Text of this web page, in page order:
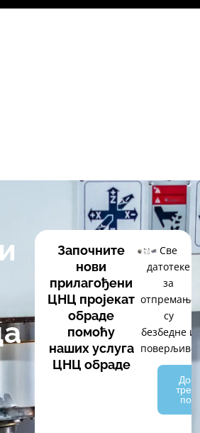
Започните
нови
прилагођени
ЦНЦ пројекат
обраде
помоћу
наших услуга
ЦНЦ обраде
Све
датотеке
за
отпремање
су
безбедне и
поверљиве